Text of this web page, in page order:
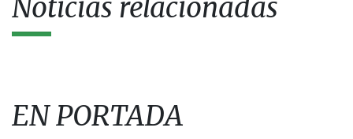
Noticias relacionadas
EN PORTADA